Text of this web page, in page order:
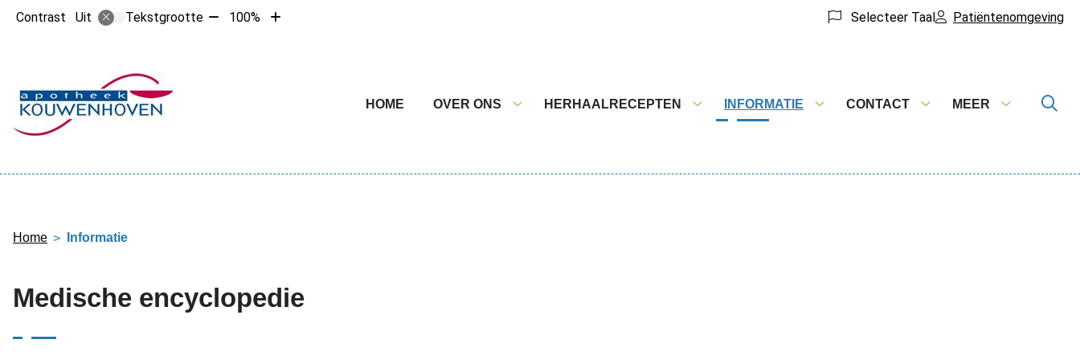
Contrast Uit Tekstgrootte Tekst100%
Tekst
Selecteer Taal Patiëntenomgeving
HOME
OVER ONS
HERHAALRECEPTEN
Herhaalrecepten
INFORMATIE
CONTACT
MEER
Home Informatie
Medische encyclopedie